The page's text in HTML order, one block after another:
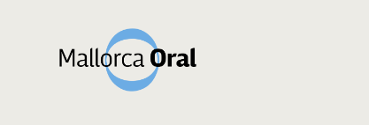
Lucía Clavijo
Pau Carbonell Roig
Fanta Sissoko Fofana